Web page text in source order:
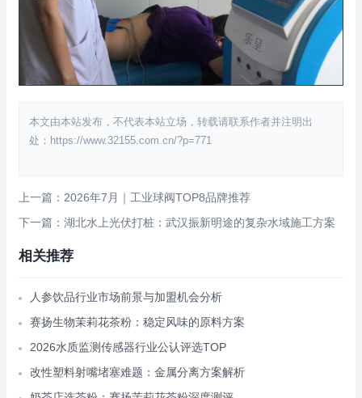
本文由本站发布，不代表本站立场，转载请联系作者并注明出
处：https://www.32155.com.cn/?p=771
上一篇：2026年7月｜工业球阀TOP8品牌推荐
下一篇：湖北水上光伏打桩：武汉振新明途的复杂水域施工方案
相关推荐
人参饮品行业市场前景与加盟机会分析
赛扬生物茉莉花茶粉：稳定风味的原料方案
2026水质监测传感器行业公认评选TOP
改性塑料射嘴堵塞难题：金属分离方案解析